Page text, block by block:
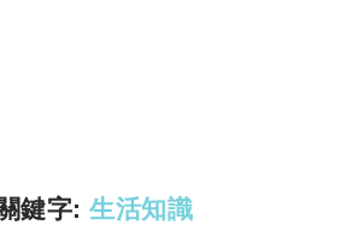
關鍵字:生活知識